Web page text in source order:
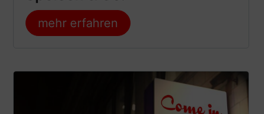
mehr erfahren